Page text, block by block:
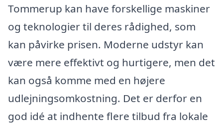
Tommerup kan have forskellige maskiner
og teknologier til deres rådighed, som
kan påvirke prisen. Moderne udstyr kan
være mere effektivt og hurtigere, men det
kan også komme med en højere
udlejningsomkostning. Det er derfor en
god idé at indhente flere tilbud fra lokale